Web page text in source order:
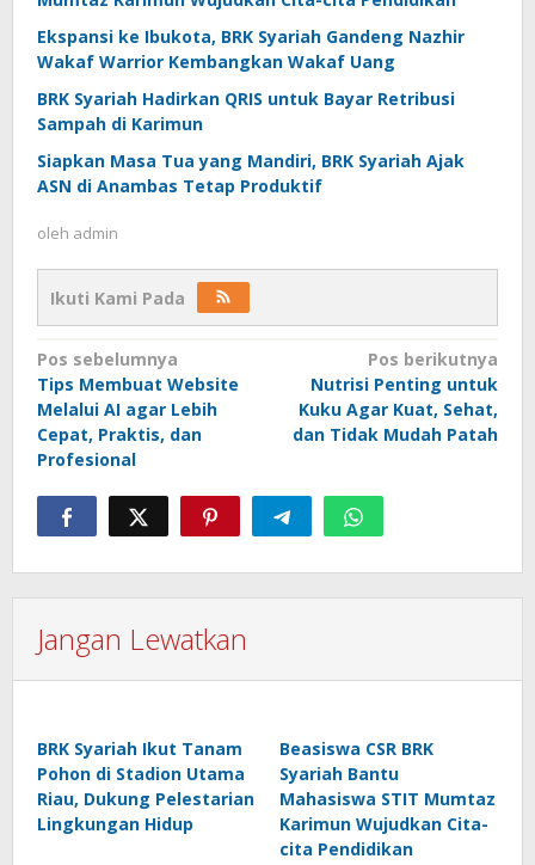
Ekspansi ke Ibukota, BRK Syariah Gandeng Nazhir
Wakaf Warrior Kembangkan Wakaf Uang
BRK Syariah Hadirkan QRIS untuk Bayar Retribusi
Sampah di Karimun
Siapkan Masa Tua yang Mandiri, BRK Syariah Ajak
ASN di Anambas Tetap Produktif
oleh admin
Ikuti Kami Pada
Navigasi
pos
Pos sebelumnya
Tips Membuat Website
Melalui AI agar Lebih
Cepat, Praktis, dan
Profesional
Pos berikutnya
Nutrisi Penting untuk
Kuku Agar Kuat, Sehat,
dan Tidak Mudah Patah
Jangan Lewatkan
BRK Syariah Ikut Tanam
Pohon di Stadion Utama
Riau, Dukung Pelestarian
Lingkungan Hidup
Beasiswa CSR BRK
Syariah Bantu
Mahasiswa STIT Mumtaz
Karimun Wujudkan Cita-
cita Pendidikan